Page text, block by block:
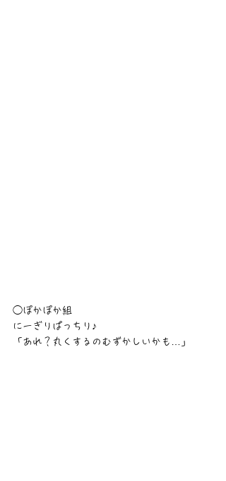
◯ぽかぽか組
にーぎりぱっちり♪
「あれ？丸くするのむずかしいかも…」